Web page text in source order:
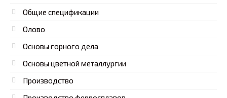
Общие спецификации
Олово
Основы горного дела
Основы цветной металлургии
Производство